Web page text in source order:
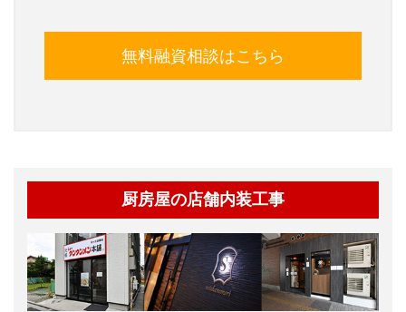
無料融資相談はこちら
厨房屋の店舗内装工事